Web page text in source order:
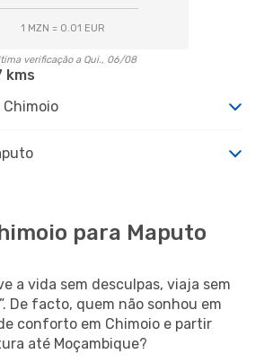
1 MZN = 0.01 EUR
verificação a Qui., 06/08
kms
para Maputo
a vida sem desculpas, viaja sem
De facto, quem não sonhou em
conforto em Chimoio e partir
até Moçambique?